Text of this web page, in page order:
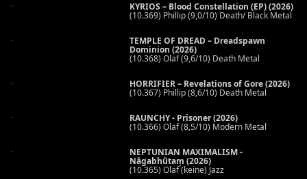
KYRIOS – Blood Constellation (EP) (2026)
(10.369) Phillip (9,0/10) Death/ Black Metal
TEMPLE OF DREAD – Dreadspawn
Dominion (2026)
(10.368) Olaf (9,6/10) Death Metal
HORRIFIER – Revelations of Gore (2026)
(10.367) Phillip (8,6/10) Death Metal
RAUNCHY - Prisoner (2026)
(10.366) Olaf (8,5/10) Modern Metal
NEPTUNIAN MAXIMALISM -
Nāgabhūtaṃ (2026)
(10.365) Olaf (keine) Jazz